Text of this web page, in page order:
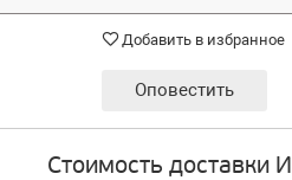
Добавить в избранное
Оповестить
Стоимость доставки